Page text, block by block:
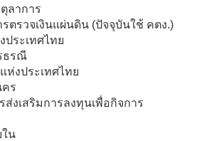
ลาการ
ตรวจเงินแผ่นดิน (ปัจจุบันใช้ คตง.)
ประเทศไทย
ธรณี
ห่งประเทศไทย
คร
งเสริมการลงทุนเพื่อกิจการ
ใน